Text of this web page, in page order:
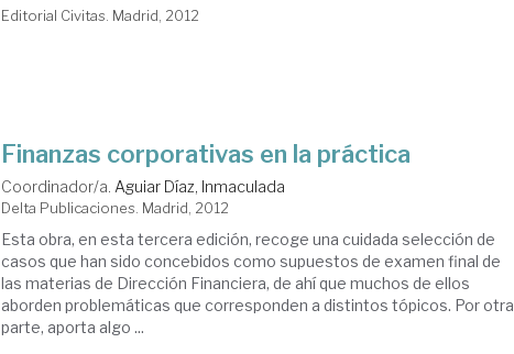
Editorial Civitas. Madrid, 2012
Finanzas corporativas en la práctica
Coordinador/a. Aguiar Díaz, Inmaculada
Delta Publicaciones. Madrid, 2012
Esta obra, en esta tercera edición, recoge una cuidada selección de
casos que han sido concebidos como supuestos de examen final de
las materias de Dirección Financiera, de ahí que muchos de ellos
aborden problemáticas que corresponden a distintos tópicos. Por otra
parte, aporta algo ...